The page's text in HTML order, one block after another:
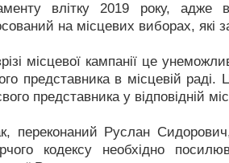
влітку 2019 року,
на місцевих виборах, які
місцевої кампанії це
представника в місцевій
представника у відповідній
переконаний Руслан
кодексу необхідно